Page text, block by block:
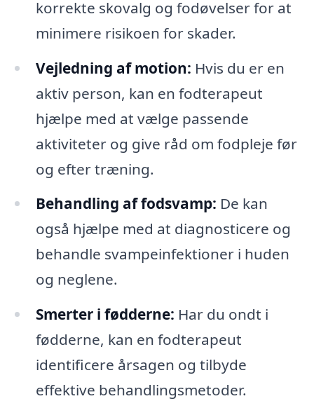
korrekte skovalg og fodøvelser for at
minimere risikoen for skader.
Vejledning af motion: Hvis du er en
aktiv person, kan en fodterapeut
hjælpe med at vælge passende
aktiviteter og give råd om fodpleje før
og efter træning.
Behandling af fodsvamp: De kan
også hjælpe med at diagnosticere og
behandle svampeinfektioner i huden
og neglene.
Smerter i fødderne: Har du ondt i
fødderne, kan en fodterapeut
identificere årsagen og tilbyde
effektive behandlingsmetoder.